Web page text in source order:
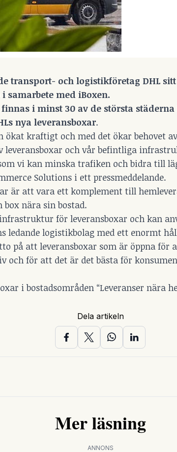
transport- och logistikföretag DHL
samarbete med iBoxen.
i minst 30 av de största
nya leveransboxar.
ökat kraftigt och med det ökar behovet
leveransboxar och vår befintliga
vi kan minska trafiken och bidra till
Solutions i ett pressmeddelande.
är att vara ett komplement till
nära sin bostad.
för leveransboxar och kan
ledande logistikbolag med ett enormt
på att leveransboxar som är öppna
och för att det är det bästa för
i bostadsområden “Leveranser nära
Dela artikeln
Mer läsning
ANNONS